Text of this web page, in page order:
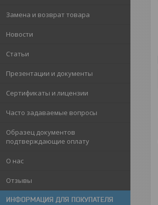
Замена и возврат товара
Новости
Статьи
Презентации и документы
Сертификаты и лицензии
Часто задаваемые вопросы
Образец документов
подтверждающие оплату
О нас
Отзывы
ИНФОРМАЦИЯ ДЛЯ ПОКУПАТЕЛЯ